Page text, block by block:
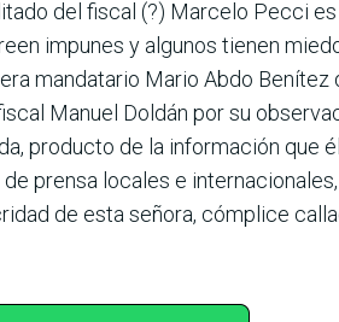
del fiscal (?) Marcelo Pecci
impunes y algu­nos tienen
mandatario Mario Abdo Bení­tez
Manuel Doldán por su
producto de la información que él
prensa locales e
de esta señora, cóm­plice